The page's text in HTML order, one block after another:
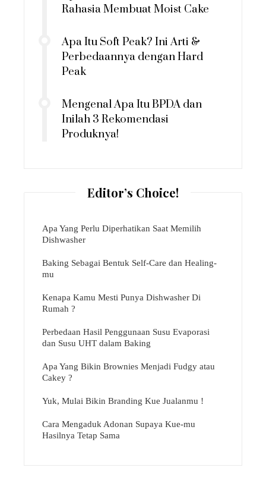
Rahasia Membuat Moist Cake
Apa Itu Soft Peak? Ini Arti &
Perbedaannya dengan Hard
Peak
Mengenal Apa Itu BPDA dan
Inilah 3 Rekomendasi
Produknya!
Editor’s Choice!
Apa Yang Perlu Diperhatikan Saat Memilih
Dishwasher
Baking Sebagai Bentuk Self-Care dan Healing-
mu
Kenapa Kamu Mesti Punya Dishwasher Di
Rumah ?
Perbedaan Hasil Penggunaan Susu Evaporasi
dan Susu UHT dalam Baking
Apa Yang Bikin Brownies Menjadi Fudgy atau
Cakey ?
Yuk, Mulai Bikin Branding Kue Jualanmu !
Cara Mengaduk Adonan Supaya Kue-mu
Hasilnya Tetap Sama